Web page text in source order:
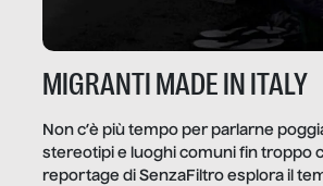
MIGRANTI MADE IN ITALY
Non c’è più tempo per parlarne
stereotipi e luoghi comuni fin troppo
reportage di SenzaFiltro esplora il